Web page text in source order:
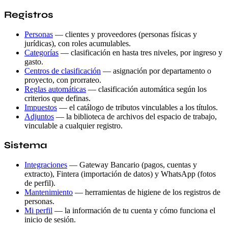
Registros
Personas — clientes y proveedores (personas físicas y
jurídicas), con roles acumulables.
Categorías — clasificación en hasta tres niveles, por ingreso y
gasto.
Centros de clasificación — asignación por departamento o
proyecto, con prorrateo.
Reglas automáticas — clasificación automática según los
criterios que definas.
Impuestos — el catálogo de tributos vinculables a los títulos.
Adjuntos — la biblioteca de archivos del espacio de trabajo,
vinculable a cualquier registro.
Sistema
Integraciones — Gateway Bancario (pagos, cuentas y
extracto), Fintera (importación de datos) y WhatsApp (fotos
de perfil).
Mantenimiento — herramientas de higiene de los registros de
personas.
Mi perfil — la información de tu cuenta y cómo funciona el
inicio de sesión.